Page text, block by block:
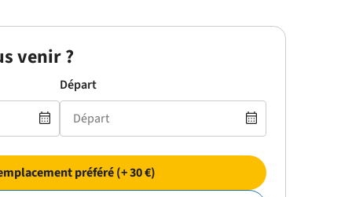
venir ?
Départ
préféré (+ 30 €)